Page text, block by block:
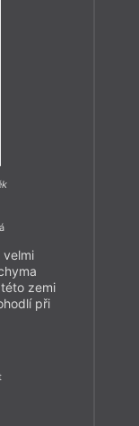
velmi
zemi
při